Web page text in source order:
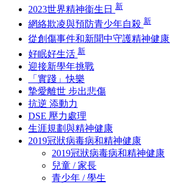
2023世界精神衞生日 新
網絡欺凌與預防青少年自殺 新
從創傷事件和新聞中守護精神健康
好眠好生活 新
迎接新學年挑戰
「實踐」快樂
摯愛離世 步出悲傷
抗逆 添動力
DSE 壓力處理
生涯規劃與精神健康
2019冠狀病毒病和精神健康
2019冠狀病毒病和精神健康
兒童 / 家長
青少年 / 學生